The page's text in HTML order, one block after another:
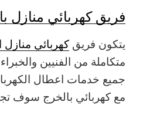
فريق كهربائي منازل
يتكون فريق كهربائي منازل
متكاملة من الفنيين
جميع خدمات اعطال
مع كهربائي بالخرج سوف